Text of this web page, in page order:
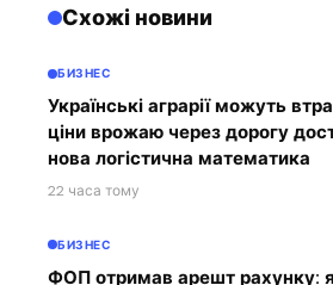
Схожі новини
БИЗНЕС
Українські аграрії можуть
ціни врожаю через дорогу
нова логістична математика
22 часа тому
БИЗНЕС
ФОП отримав арешт рахунку: